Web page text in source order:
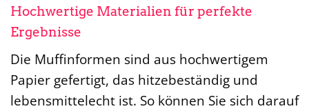
Hochwertige Materialien für perfekte
Ergebnisse
Die Muffinformen sind aus hochwertigem
Papier gefertigt, das hitzebeständig und
lebensmittelecht ist. So können Sie sich darauf